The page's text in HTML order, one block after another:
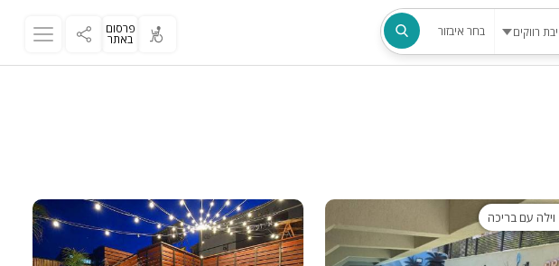
פרסום
באתר
בחר איבזור
להשכרה
וילה עם בריכה